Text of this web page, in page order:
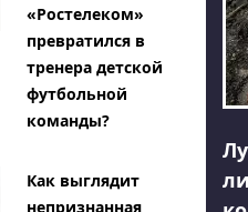
«Ростелеком»
превратился в
тренера детской
футбольной
команды?
Как выглядит
непризнанная